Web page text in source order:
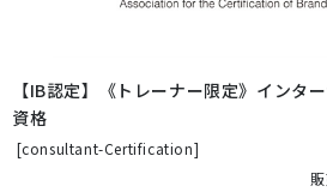
【IB認定】《トレーナー限定》インタ
資格
[consultant-Certification]